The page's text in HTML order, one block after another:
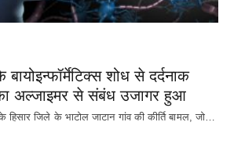
बायोइन्फॉर्मेटिक्स शोध से दर्दनाक
अल्जाइमर से संबंध उजागर हुआ
के हिसार जिले के भाटोल जाटान गांव की कीर्ति बामल, जो…